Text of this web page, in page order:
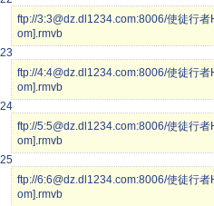
ftp://3:3@dz.dl1234.com:8006/使徒行
om].rmvb
23
ftp://4:4@dz.dl1234.com:8006/使徒行
om].rmvb
24
ftp://5:5@dz.dl1234.com:8006/使徒行
om].rmvb
25
ftp://6:6@dz.dl1234.com:8006/使徒行
om].rmvb